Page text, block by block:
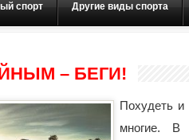
спорт Другие виды спорта
– БЕГИ!
Похудеть и
многие. В